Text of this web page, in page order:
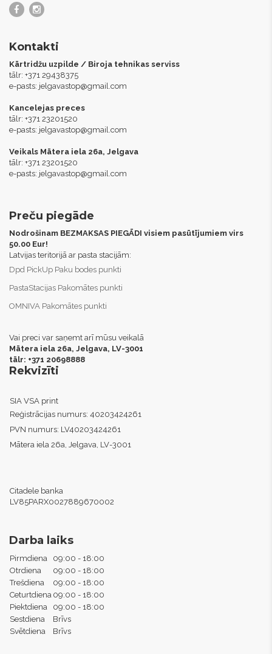
Kontakti
Kārtridžu uzpilde / Biroja tehnikas serviss
tālr: +371 29438375
e-pasts: jelgavastop@gmail.com
Kancelejas preces
tālr: +371 23201520
e-pasts: jelgavastop@gmail.com
Veikals Mātera iela 26a, Jelgava
tālr: +371 23201520
e-pasts: jelgavastop@gmail.com
Preču piegāde
Nodrošinam BEZMAKSAS PIEGĀDI visiem pasūtījumiem virs
50.00 Eur!
Latvijas teritorijā ar pasta stacijām:
Dpd PickUp Paku bodes punkti
PastaStacijas Pakomātes punkti
OMNIVA Pakomātes punkti
Vai preci var saņemt arī mūsu veikalā
Mātera iela 26a, Jelgava, LV-3001
tālr: +371 20698888
Rekvizīti
SIA VSA print
Reģistrācijas numurs: 40203424261
PVN numurs: LV40203424261
Mātera iela 26a, Jelgava, LV-3001
Citadele banka
LV85PARX0027889670002
Darba laiks
Pirmdiena
09:00 - 18:00
Otrdiena
09:00 - 18:00
Trešdiena
09:00 - 18:00
Ceturtdiena 09:00 - 18:00
Piektdiena
09:00 - 18:00
Sestdiena
Brīvs
Svētdiena
Brīvs